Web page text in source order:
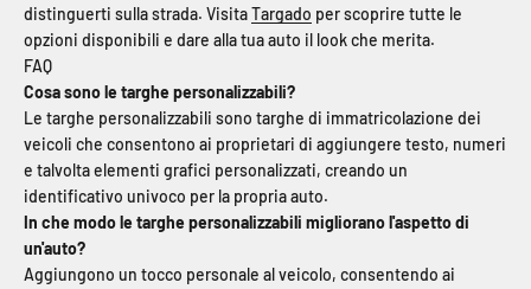
distinguerti sulla strada. VisitaTargado per scoprire tutte le
opzioni disponibili e dare alla tua auto il look che merita.
FAQ
Cosa sono le targhe personalizzabili?
Le targhe personalizzabili sono targhe di immatricolazione dei
veicoli che consentono ai proprietari di aggiungere testo, numeri
e talvolta elementi grafici personalizzati, creando un
identificativo univoco per la propria auto.
In che modo le targhe personalizzabili migliorano l'aspetto di
un'auto?
Aggiungono un tocco personale al veicolo, consentendo ai